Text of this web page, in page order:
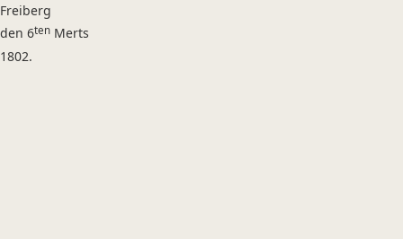
Freiberg
den 6ten Merts
1802.